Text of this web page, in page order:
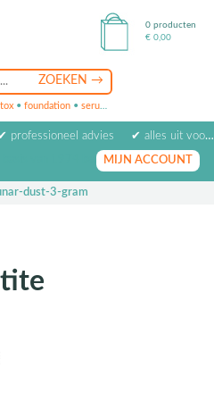
• foundation • serum
0 producten
€ 0,00
professioneel advies
✔ alles uit voorraad leverbaar
van beoordelingen
MIJN ACCOUNT
dust-3-gram